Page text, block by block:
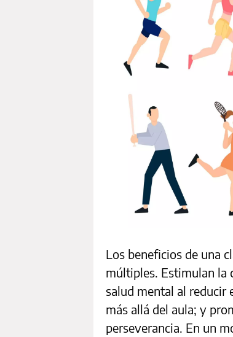
Los beneficios de una
múltiples. Estimulan la
salud mental al reducir
más allá del aula; y
perseverancia. En un